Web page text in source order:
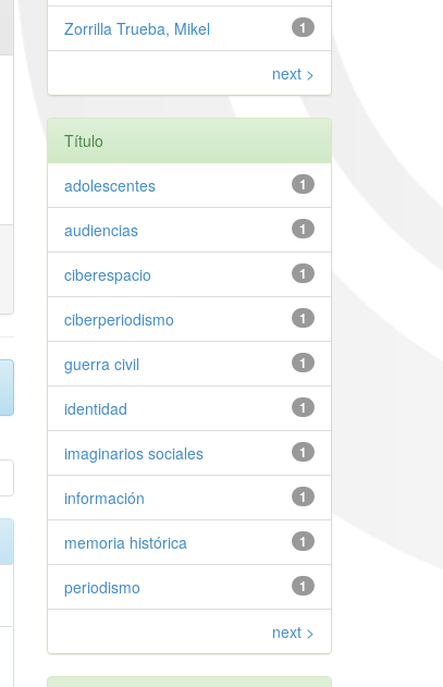
1
Zorrilla Trueba, Mikel
next >
Título
1
adolescentes
1
audiencias
1
ciberespacio
1
ciberperiodismo
1
guerra civil
1
identidad
1
imaginarios sociales
1
información
1
memoria histórica
1
periodismo
next >